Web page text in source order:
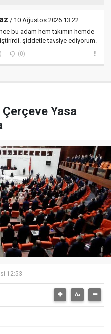
/ 10 Ağustos 2026 13:22
bu adam hem takımın hemde
şiddetle tavsiye ediyorum.
(0)
Yasa
12:53